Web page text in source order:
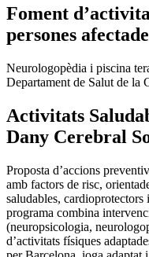
Foment
persones
Neurologopèdia i piscina
Departament de Salut de la
Activitats
Dany Cerebral
Proposta d’accions
amb factors de risc,
saludables,
programa combina
(neuropsicologia,
d’activitats físiques